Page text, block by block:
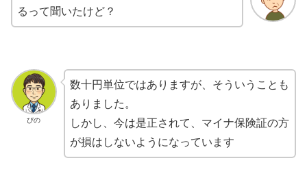
るって聞いたけど？
ぴの
数十円単位ではありますが、そういうことも
ありました。
しかし、今は是正されて、マイナ保険証の方
が損はしないようになっています